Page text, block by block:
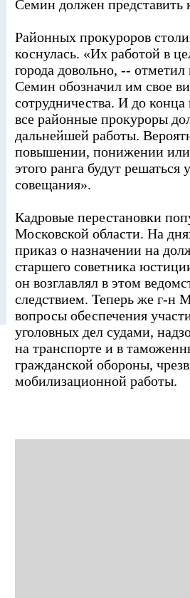
Семин должен представить
Районных прокуроров
коснулась. «Их работой в
города довольно, --
Семин обозначил им свое
сотрудничества. И до
все районные прокуроры
дальнейшей работы.
повышении, понижении или
этого ранга будут решаться
совещания».
Кадровые перестановки
Московской области. На
приказ о назначении на
старшего советника
он возглавлял в этом
следствием. Теперь же г-н
вопросы обеспечения
уголовных дел судами,
на транспорте и в
гражданской обороны,
мобилизационной работы.